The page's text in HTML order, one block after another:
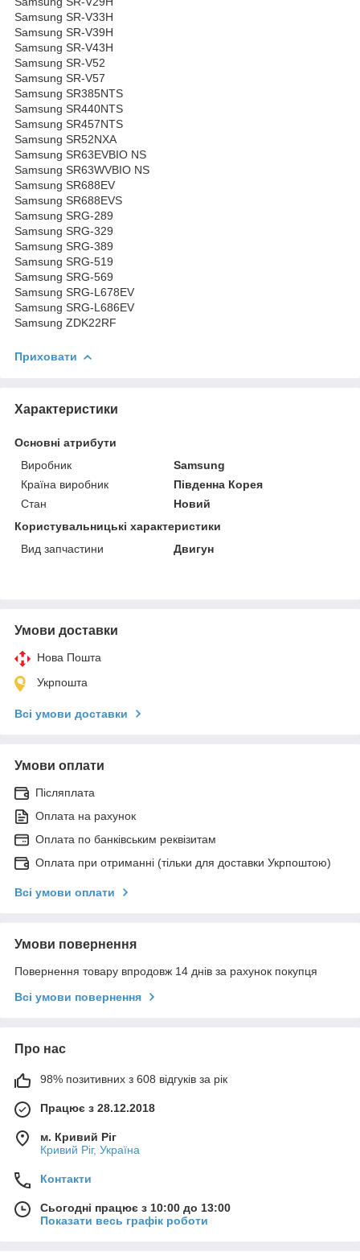
Samsung SR-V33H
Samsung SR-V39H
Samsung SR-V43H
Samsung SR-V52
Samsung SR-V57
Samsung SR385NTS
Samsung SR440NTS
Samsung SR457NTS
Samsung SR52NXA
Samsung SR63EVBIO NS
Samsung SR63WVBIO NS
Samsung SR688EV
Samsung SR688EVS
Samsung SRG-289
Samsung SRG-329
Samsung SRG-389
Samsung SRG-519
Samsung SRG-569
Samsung SRG-L678EV
Samsung SRG-L686EV
Samsung ZDK22RF
Приховати
Характеристики
Основні атрибути
Виробник
Samsung
Країна виробник
Південна Корея
Стан
Новий
Користувальницькі характеристики
Вид запчастини
Двигун
Умови доставки
Нова Пошта
Укрпошта
Всі умови доставки
Умови оплати
Післяплата
Оплата на рахунок
Оплата по банківським реквізитам
Оплата при отриманні (тільки для доставки Укрпоштою)
Всі умови оплати
Умови повернення
Повернення товару впродовж 14 днів за рахунок покупця
Всі умови повернення
Про нас
98% позитивних з 608 відгуків за рік
Працює з 28.12.2018
м. Кривий Ріг
Кривий Ріг, Україна
Контакти
Сьогодні працює з 10:00 до 13:00
Показати весь графік роботи